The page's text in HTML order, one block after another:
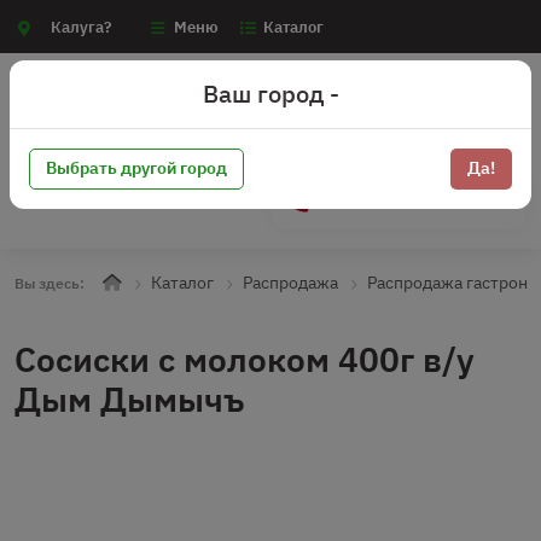
Калуга? Меню Каталог
Вы здесь: Каталог Распродажа Распродажа
Сосиски с молоком 400г в/у
Дым Дымычъ
Ваш город -
Выбрать другой город Да!